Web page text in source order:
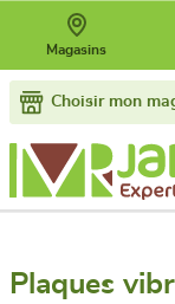
Choisir mon
Magasins
Plaques